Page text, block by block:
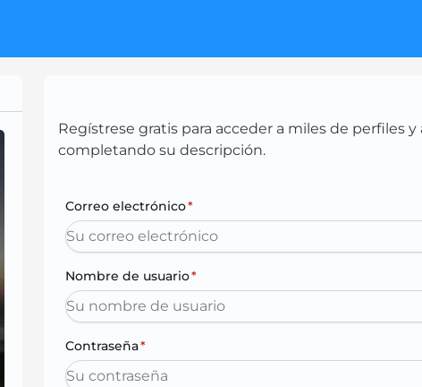
Regístrese gratis para acceder a miles de perfiles
completando su descripción.
Correo electrónico*
Nombre de usuario*
Contraseña*